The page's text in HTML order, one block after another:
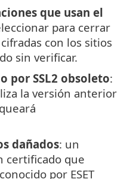
que usan el
para cerrar
con los sitios
sin verificar.
por SSL2 obsoleto:
la versión anterior
dañados: un
certificado que
por ESET